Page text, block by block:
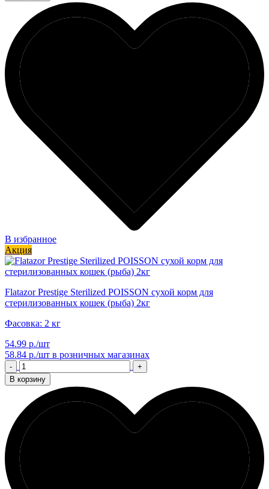
В избранное
Акция
Flatazor Prestige Sterilized POISSON сухой корм для
стерилизованных кошек (рыба) 2кг
Фасовка: 2 кг
54.99 р./шт
58.84 р./шт в розничных магазинах
-
+
В корзину